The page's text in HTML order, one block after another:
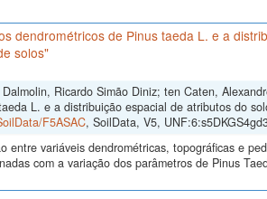
dendrométricos de Pinus taeda L. e a
solos"
Ricardo Simão Diniz; ten Caten,
L. e a distribuição espacial de atributos do
F5ASAC, SoilData, V5,
entre variáveis dendrométricas, topográficas e
com a variação dos parâmetros de Pinus